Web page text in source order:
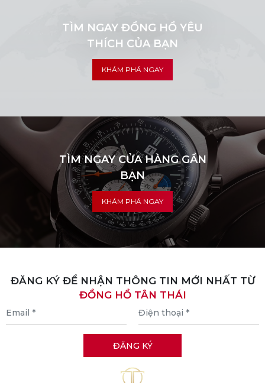
TÌM NGAY ĐỒNG HỒ YÊU
THÍCH CỦA BẠN
KHÁM PHÁ NGAY
TÌM NGAY CỬA HÀNG GẦN
BẠN
KHÁM PHÁ NGAY
ĐĂNG KÝ ĐỂ NHẬN THÔNG TIN MỚI NHẤT TỪ
ĐỒNG HỒ TÂN THÁI